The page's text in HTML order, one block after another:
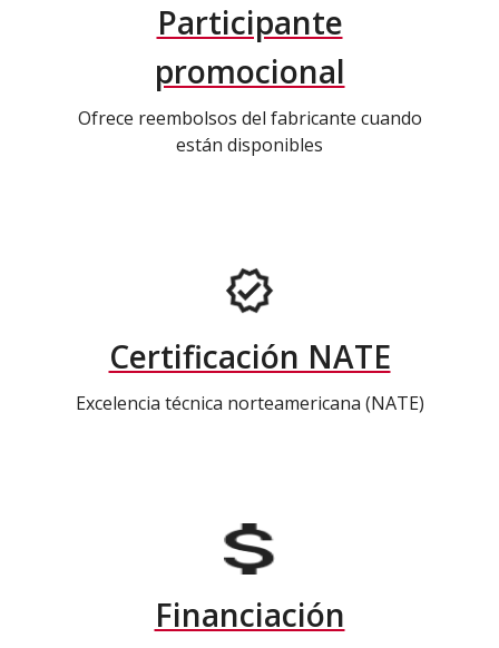
Participante
promocional
Ofrece reembolsos del fabricante cuando
están disponibles
Certificación NATE
Excelencia técnica norteamericana (NATE)
Financiación